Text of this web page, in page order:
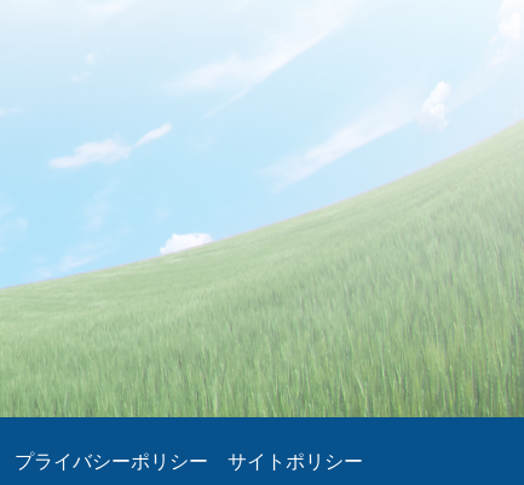
プライバシーポリシー サイトポリシー